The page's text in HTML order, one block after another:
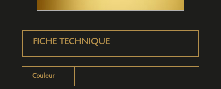
FICHE TECHNIQUE
Couleur